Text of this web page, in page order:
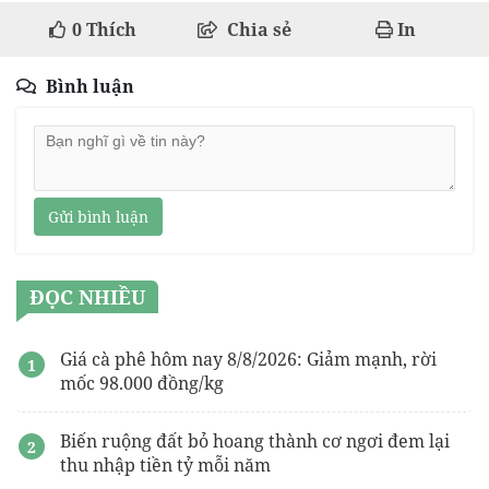
0Thích Chia sẻ In
Bình luận
Gửi bình luận
ĐỌC NHIỀU
Giá cà phê hôm nay 8/8/2026: Giảm mạnh, rời
mốc 98.000 đồng/kg
Biến ruộng đất bỏ hoang thành cơ ngơi đem lại
thu nhập tiền tỷ mỗi năm